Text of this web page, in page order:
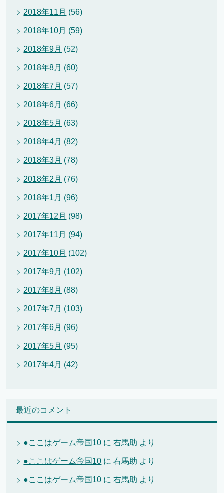
2018年11月 (56)
2018年10月 (59)
2018年9月 (52)
2018年8月 (60)
2018年7月 (57)
2018年6月 (66)
2018年5月 (63)
2018年4月 (82)
2018年3月 (78)
2018年2月 (76)
2018年1月 (96)
2017年12月 (98)
2017年11月 (94)
2017年10月 (102)
2017年9月 (102)
2017年8月 (88)
2017年7月 (103)
2017年6月 (96)
2017年5月 (95)
2017年4月 (42)
最近のコメント
●ここはゲーム帝国10 に右馬助 より
●ここはゲーム帝国10 に右馬助 より
●ここはゲーム帝国10 に右馬助 より